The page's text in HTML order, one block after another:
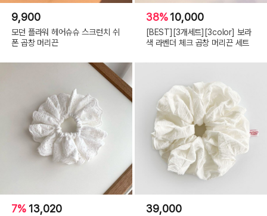
9,900
모던 플라워 헤어슈슈 스크런치 쉬
폰 곱창 머리끈
38%10,000
[BEST][3개세트][3color] 보라
색 라벤더 체크 곱창 머리끈 세트
7% 13,020 39,000